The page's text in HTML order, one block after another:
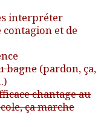
interpréter
et de
bagne (pardon, ça,
chantage au
ça marche